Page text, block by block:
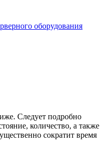
оборудования
Следует подробно
количество, а также
сократит время